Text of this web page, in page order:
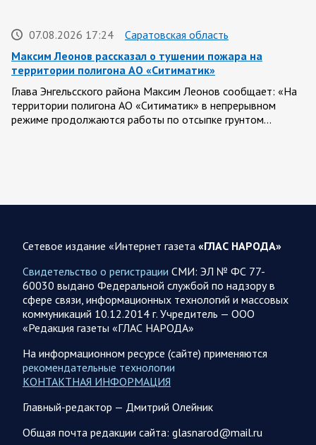
07.08.2026 17:24
Саратовская область
Максим Леонов рассказал о тушении пожара на
территории полигона АО «Ситиматик»
Глава Энгельсского района Максим Леонов сообщает: «На
территории полигона АО «Ситиматик» в непрерывном
режиме продолжаются работы по отсыпке грунтом…
представители группировок «Север», «Запад», «Центр»,
07.08.2026 12:29
Спецоперация
Сводка военных действий от Минобороны РФ 7
августа. Коротко
Главное: Российские вооружённые силы взяли под контроль
село Анискино в Харьковской области. За прошедшую
неделю ВС РФ осуществили два массированных…
07.08.2026 10:51
Мир
Сетевое издание «Интернет газета «ГЛАС НАРОДА»
Свидетельство о регистрации СМИ: ЭЛ № ФС 77-
60030 выдано Федеральной службой по надзору в
сфере связи, информационных технологий и массовых
коммуникаций 10.12.2014 г. Учредитель — ООО
«Редакция газеты «ГЛАС НАРОДА»
На информационном ресурсе (сайте) применяются
рекомендательные технологии
КОНТАКТНАЯ ИНФОРМАЦИЯ
Главный-редактор — Дмитрий Олейник
Общая почта редакции сайта: glasnarod@mail.ru